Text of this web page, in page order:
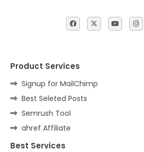
Product Services
Signup for MailChimp
Best Seleted Posts
Semrush Tool
ahref Affiliate
Best Services